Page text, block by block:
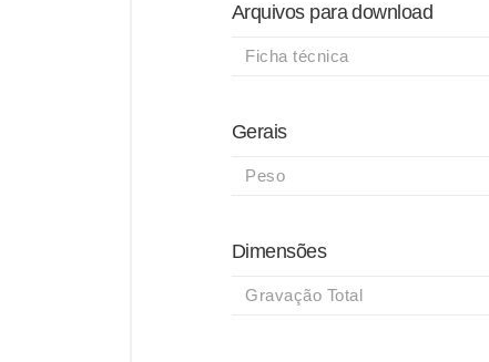
Arquivos para download
Ficha técnica
Gerais
Peso
Dimensões
Gravação Total